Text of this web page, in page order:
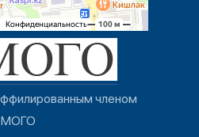
членом
МОГО